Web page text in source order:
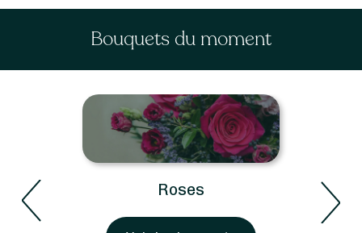
Bouquets du moment
Roses